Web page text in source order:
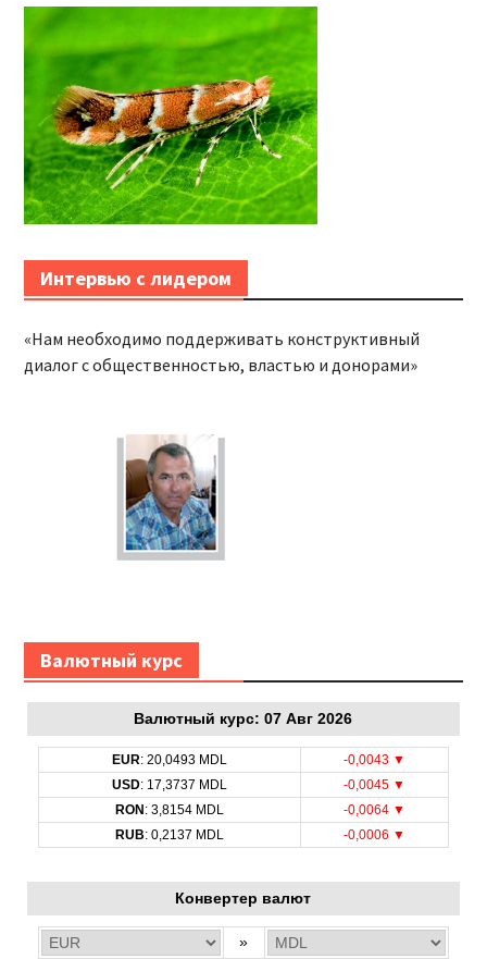
Интервью с лидером
«Нам необходимо поддерживать конструктивный
диалог с общественностью, властью и донорами»
Bалютный курс
Bалютный курс: 07 Авг 2026
EUR: 20,0493 MDL
-0,0043 ▼
USD: 17,3737 MDL
-0,0045 ▼
RON : 3,8154 MDL
-0,0064 ▼
RUB: 0,2137 MDL -0,0006 ▼
Конвертер валют
»